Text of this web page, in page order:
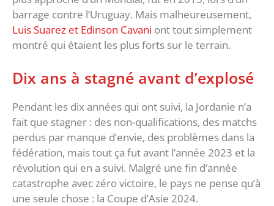
barrage contre l’Uruguay. Mais malheureusement,
Luis Suarez et Edinson Cavani ont tout simplement
montré qui étaient les plus forts sur le terrain.
Dix ans à stagné avant d’explosé
Pendant les dix années qui ont suivi, la Jordanie n’a
fait que stagner : des non-qualifications, des matchs
perdus par manque d’envie, des problèmes dans la
fédération, mais tout ça fut avant l’année 2023 et la
révolution qui en a suivi. Malgré une fin d’année
catastrophe avec zéro victoire, le pays ne pense qu’à
une seule chose : la Coupe d’Asie 2024.